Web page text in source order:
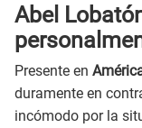
Abel
Presente en
duramente en
incómodo por la